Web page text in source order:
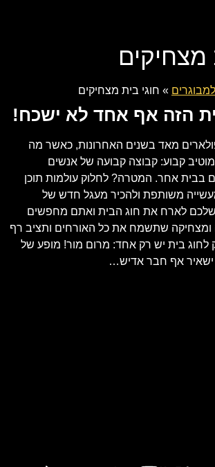
מצחיקים
» חוגי בית מצחיקים
הזה אף אחד לא ישכח!
מאד בשנים האחרונות, כאשר מה
קבוע: קבוצה קבועה של אנשים
אחר. המטרה? לחלוק עולמות תוכן
משותפת ולהכיר מעגל חדש של
שלכם לארח את חוג הבית ואתם מחפשים
ומצחיקה שתשמח את כל האורחים ותציב רף
בית יש רק אחד: מרום מור! מופע של
ישאיר אף חבר אדיש…